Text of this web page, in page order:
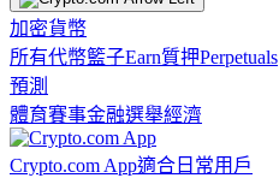
加密貨幣
所有代幣籃子Earn質押Perpetuals
預測
體育賽事金融選舉經濟
Crypto.com App適合日常用戶